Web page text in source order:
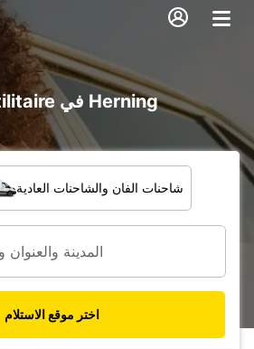
تأجير voiture و utilitaire في Herning
شاحنات الفان والشاحنات العادية
اختر موقع الاستلام